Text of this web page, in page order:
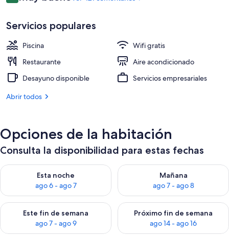
Exterior
de
Servicios populares
Piscina
Wifi gratis
Restaurante
Aire acondicionado
Desayuno disponible
Servicios empresariales
Abrir todos
Opciones de la habitación
Consulta la disponibilidad para estas fechas
Esta noche
ago 6 - ago 7
Consulta la disponibilidad para esta noche, ago 6 - ago 7
Mañana
ago 7 - ago 8
Consulta la disponibilidad
Este fin de semana
ago 7 - ago 9
Consulta la disponibilidad para este fin de semana, ago 7 -
Próximo fin de semana
ago 14 - ago 16
Consulta la disponibilidad